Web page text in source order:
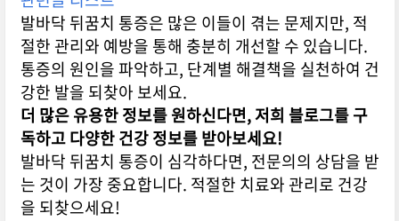
발바닥 뒤꿈치 통증은 많은 이들이 겪는 문제지만, 적
절한 관리와 예방을 통해 충분히 개선할 수 있습니다.
통증의 원인을 파악하고, 단계별 해결책을 실천하여 건
강한 발을 되찾아 보세요.
더 많은 유용한 정보를 원하신다면, 저희 블로그를 구
독하고 다양한 건강 정보를 받아보세요!
발바닥 뒤꿈치 통증이 심각하다면, 전문의의 상담을 받
는 것이 가장 중요합니다. 적절한 치료와 관리로 건강
을 되찾으세요!